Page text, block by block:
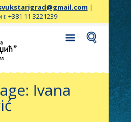
|
+381 11 3221239
Ivana